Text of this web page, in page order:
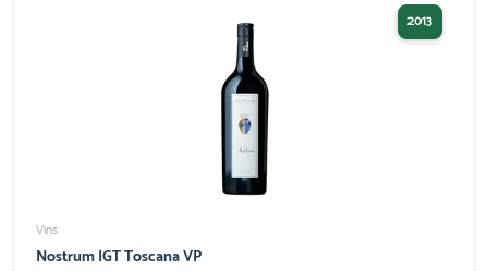
2013
Vins
Nostrum IGT Toscana VP